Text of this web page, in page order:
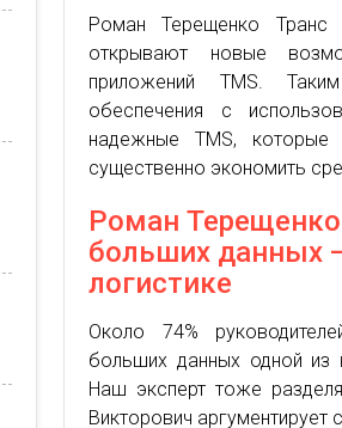
Роман Терещенко Транс
открывают новые
приложений TMS.
обеспечения с
надежные TMS,
существенно экономить
Роман Терещенко
больших данных
логистике
Около 74%
больших данных одной из
Наш эксперт тоже
Викторович